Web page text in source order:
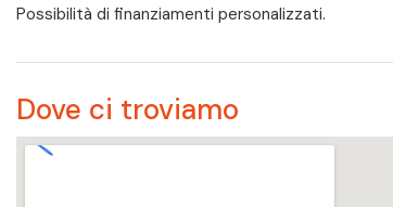
Possibilità di finanziamenti personalizzati.
Dove ci troviamo